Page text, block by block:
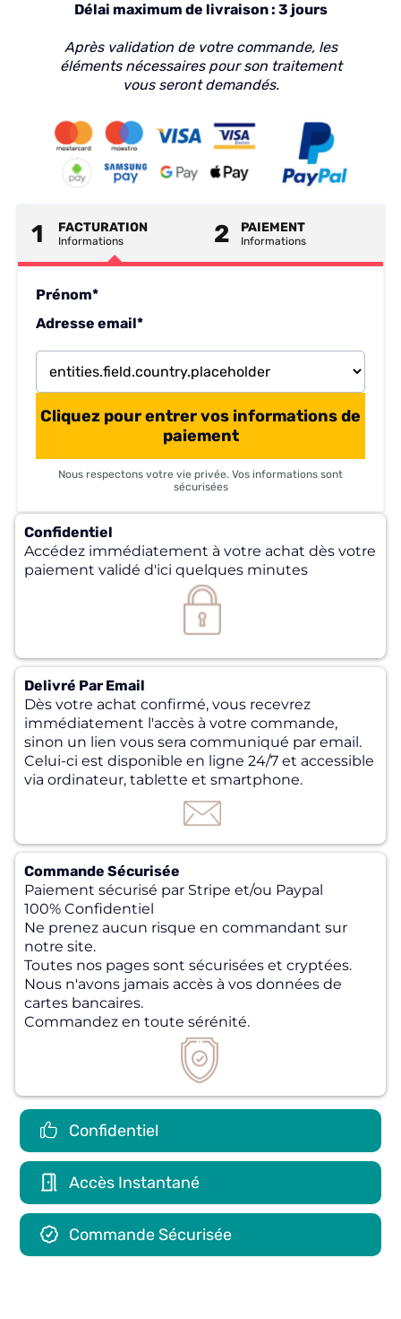
Délai maximum de livraison : 3 jours
Après validation de votre commande, les
éléments nécessaires pour son traitement
vous seront demandés.
1 FACTURATION
Informations 2 PAIEMENT
Informations
Prénom*
Adresse email*
Cliquez pour entrer vos informations de
paiement
Nous respectons votre vie privée. Vos informations sont
sécurisées
Confidentiel
Accédez immédiatement à votre achat dès votre
paiement validé d'ici quelques minutes
Delivré Par Email
Dès votre achat confirmé, vous recevrez
immédiatement l'accès à votre commande,
sinon un lien vous sera communiqué par email.
Celui-ci est disponible en ligne 24/7 et accessible
via ordinateur, tablette et smartphone.
Commande Sécurisée
Paiement sécurisé par Stripe et/ou Paypal
100% Confidentiel
Ne prenez aucun risque en commandant sur
notre site.
Toutes nos pages sont sécurisées et cryptées.
Nous n'avons jamais accès à vos données de
cartes bancaires.
Commandez en toute sérénité.
Commande Sécurisée
Accès Instantané
Confidentiel